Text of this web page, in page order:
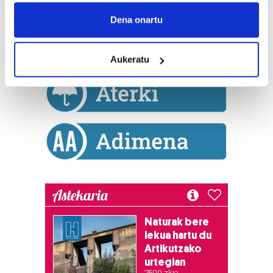
Collect information about your geographical
Identify your device by actively scanning it for
specific characteristics (fingerprinting)
Find out more about how your personal data is processed
and set your preferences in the
Guk eta gure bazkideek zure datu pertsonalak
prozesatzen ditugu, zure IP zenbakia, besteak beste,
neurtzeko, jendeari buruzko informazioa biltzeko eta
produktuak garatzeko. Zure datuak nork eta zertarako
erabiltzen dituen hauta dezakezu.
Bazkide batzuek ez dizute baimenik eskatzen, eta beren
interes komertzial legitimoetan babesten dira. Ikusi gure
Dena onartu
Aukeratu
Astekaria
Naturak bere
lekua hartu du
Artikutzako
urtegian